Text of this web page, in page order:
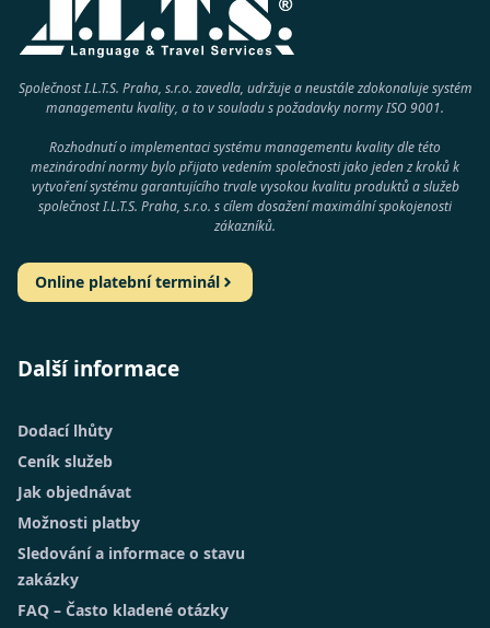
Společnost I.L.T.S. Praha, s.r.o. zavedla, udržuje a neustále zdokonaluje systém
managementu kvality, a to v souladu s požadavky normyISO 9001.
Rozhodnutí o implementaci systému managementu kvality dle této
mezinárodní normy bylo přijato vedením společnosti jako jeden z kroků k
vytvoření systému garantujícího trvale vysokou kvalitu produktů a služeb
společnostI.L.T.S. Praha, s.r.o. s cílem dosažení maximální spokojenosti
zákazníků.
Online platební terminál
Další informace
Dodací lhůty
Ceník služeb
Jak objednávat
Možnosti platby
Sledování a informace o stavu
zakázky
FAQ – Často kladené otázky